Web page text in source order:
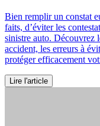
Bien remplir un constat
faits, d’éviter les
sinistre auto. Découvrez
accident, les erreurs à
protéger efficacement
Lire l'article